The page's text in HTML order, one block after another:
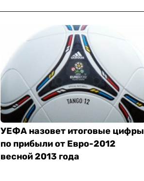
УЕФА назовет итоговые цифры
по прибыли от Евро-2012
весной 2013 года